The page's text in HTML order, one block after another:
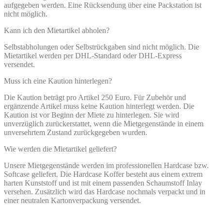
aufgegeben werden. Eine Rücksendung über eine Packstation ist
nicht möglich.
Kann ich den Mietartikel abholen?
Selbstabholungen oder Selbstrückgaben sind nicht möglich. Die
Mietartikel werden per DHL-Standard oder DHL-Express
versendet.
Muss ich eine Kaution hinterlegen?
Die Kaution beträgt pro Artikel 250 Euro. Für Zubehör und
ergänzende Artikel muss keine Kaution hinterlegt werden. Die
Kaution ist vor Beginn der Miete zu hinterlegen. Sie wird
unverzüglich zurückerstattet, wenn die Mietgegenstände in einem
unversehrtem Zustand zurückgegeben wurden.
Wie werden die Mietartikel geliefert?
Unsere Mietgegenstände werden im professionellen Hardcase bzw.
Softcase geliefert. Die Hardcase Koffer besteht aus einem extrem
harten Kunststoff und ist mit einem passenden Schaumstoff Inlay
versehen. Zusätzlich wird das Hardcase nochmals verpackt und in
einer neutralen Kartonverpackung versendet.